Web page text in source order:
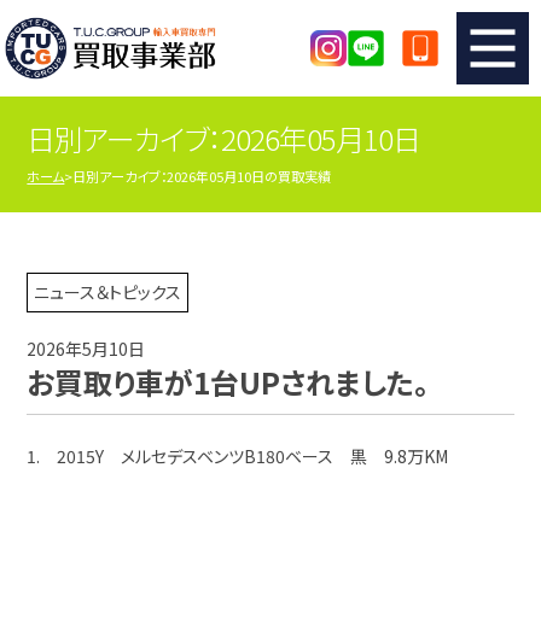
TUCのカンタン査定 買取りの流れ
査定の注意事項 メーカー別査定フォーム
TUCの買取実績
店舗紹介
日別アーカイブ：2026年05月10日
ホーム 日別アーカイブ：2026年05月10日の買取実績
ニュース＆トピックス
2026年5月10日
お買取り車が1台UPされました。
1. 2015Y メルセデスベンツB180ベース 黒 9.8万KM